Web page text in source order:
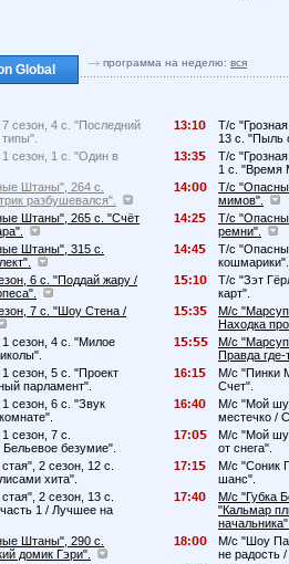
Global программа на неделю: вся
сезон, 4 с. "Последний
сезон, 1 с. "Один в
Штаны", 264 с.
разбушевался".
Штаны", 265 с. "Счёт
Штаны", 315 с.
6 с. "Поддай жару /
7 с. "Шоу Стена /
сезон, 4 с. "Милое
5 с. "Проект
парламент".
сезон, 6 с. "Звук
7 с.
безумие".
2 сезон, 12 с.
хита".
2 сезон, 13 с.
1 / Лучшее на
Штаны", 290 с.
домик Гэри".
13:1
Т/с
13 с. "Пыль
13:3
Т/с
1 с. "Время
14:
Т/с
мимов".
14:2
Т/с
ремни".
14:4
Т/с
кошмарики".
1
:1
Т/с "Зэт
карт".
1
:3
М/с
Находка
1
:
М/с
Правда
16:1
М/с "Пинки
Счет".
16:4
М/с "Мой
местечко /
17:
М/с "Мой
от снега".
17:1
М/с "Соник
шанс".
17:4
М/с "Губка
"Кальмар
18:
М/с "Шоу
не радость